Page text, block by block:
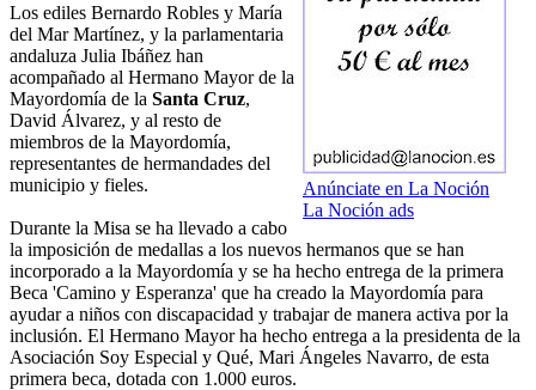
Anúnciate en La Noción
La Noción ads
Los ediles Bernardo Robles y María
del Mar Martínez, y la parlamentaria
andaluza Julia Ibáñez han
acompañado al Hermano Mayor de la
Mayordomía de la Santa Cruz,
David Álvarez, y al resto de
miembros de la Mayordomía,
representantes de hermandades del
municipio y fieles.
Durante la Misa se ha llevado a cabo
la imposición de medallas a los nuevos hermanos que se han
incorporado a la Mayordomía y se ha hecho entrega de la primera
Beca 'Camino y Esperanza' que ha creado la Mayordomía para
ayudar a niños con discapacidad y trabajar de manera activa por la
inclusión. El Hermano Mayor ha hecho entrega a la presidenta de la
Asociación Soy Especial y Qué, Mari Ángeles Navarro, de esta
primera beca, dotada con 1.000 euros.